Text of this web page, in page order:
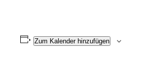
Zum Kalender hinzufügen